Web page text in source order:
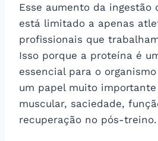
Esse aumento da ingestão
está limitado a apenas
profissionais que
Isso porque a proteína é
essencial para o
um papel muito
muscular, saciedade,
recuperação no pós-treino.